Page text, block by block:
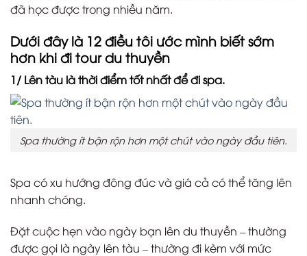
đã học được trong nhiều năm.
Dưới đây là 12 điều tôi ước mình biết sớm
hơn khi đi tour du thuyền
1/ Lên tàu là thời điểm tốt nhất để đi spa.
Spa thường ít bận rộn hơn một chút vào ngày đầu tiên.
Spa có xu hướng đông đúc và giá cả có thể tăng lên
nhanh chóng.
Đặt cuộc hẹn vào ngày bạn lên du thuyền – thường
được gọi là ngày lên tàu – thường đi kèm với mức